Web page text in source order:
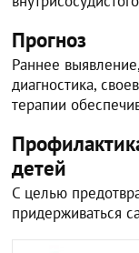
Прогноз
Раннее
диагностика,
терапии
детей
С целью
придерживаться